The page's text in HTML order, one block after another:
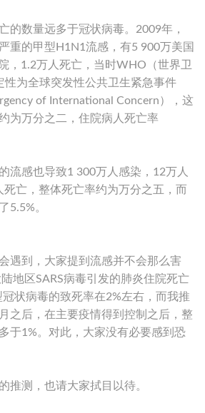
的数量远多于冠状病毒。2009年，
重的甲型H1N1流感，有5 900万美国
，1.2万人死亡，当时WHO（世界卫
性为全球突发性公共卫生紧急事件
of International Concern），这
为万分之二，住院病人死亡率
流感也导致1 300万人感染，12万人
亡，整体死亡率约为万分之五，而
5.5%。
遇到，大家提到流感并不会那么害
地区SARS病毒引发的肺炎住院死亡
状病毒的致死率在2%左右，而我推
之后，在主要疫情得到控制之后，整
于1%。对此，大家没有必要感到恐
推测，也请大家拭目以待。